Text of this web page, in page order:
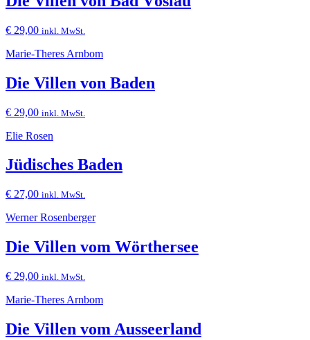
€ 29,00 inkl. MwSt.
Marie-Theres Arnbom
Die Villen von Baden
€ 29,00 inkl. MwSt.
Elie Rosen
Jüdisches Baden
€ 27,00 inkl. MwSt.
Werner Rosenberger
Die Villen vom Wörthersee
€ 29,00 inkl. MwSt.
Marie-Theres Arnbom
Die Villen vom Ausseerland